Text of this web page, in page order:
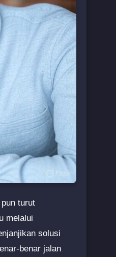
turut
melalui
solusi
benar jalan